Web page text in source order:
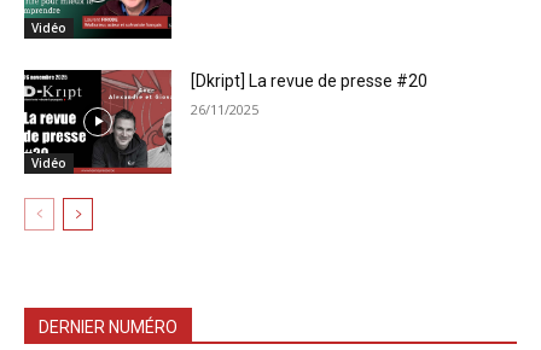
Vidéo
Vidéo
[Dkript] La revue de presse #20
26/11/2025
DERNIER NUMÉRO